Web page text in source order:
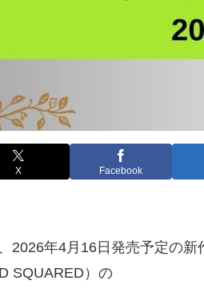
X Facebook
2026年4月16日発売予定の新
SQUARED）の